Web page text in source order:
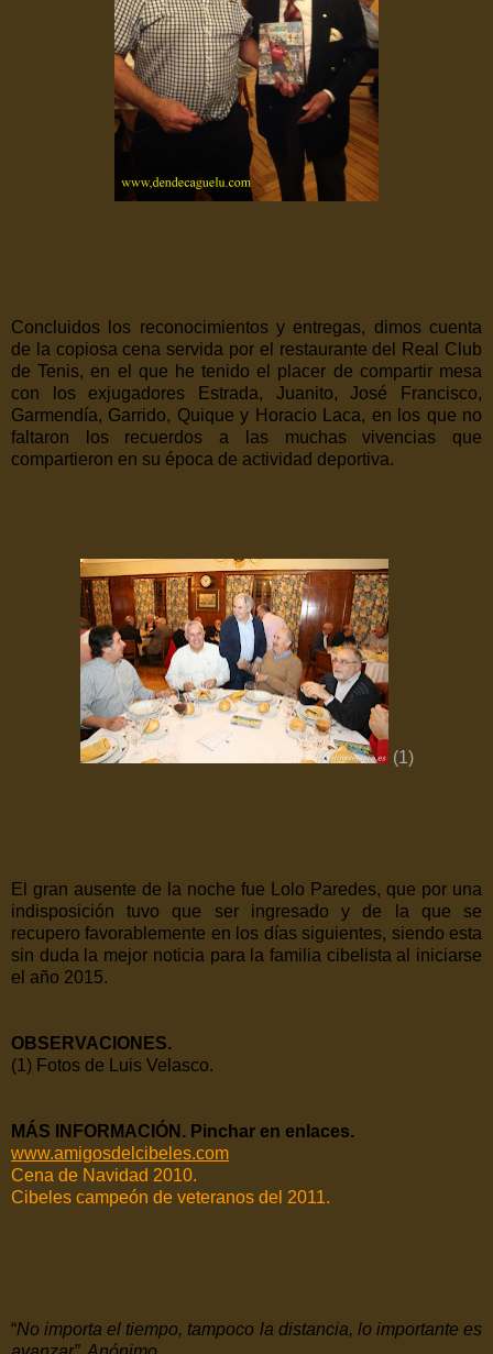
Concluidos los reconocimientos y entregas, dimos cuenta
de la copiosa cena servida por el restaurante del Real Club
de Tenis, en el que he tenido el placer de compartir mesa
con los exjugadores Estrada, Juanito, José Francisco,
Garmendía, Garrido, Quique y Horacio Laca, en los que no
faltaron los recuerdos a las muchas vivencias que
compartieron en su época de actividad deportiva.
(1)
El gran ausente de la noche fue Lolo Paredes, que por una
indisposición tuvo que ser ingresado y de la que se
recupero favorablemente en los días siguientes, siendo esta
sin duda la mejor noticia para la familia cibelista al iniciarse
el año 2015.
OBSERVACIONES.
(1) Fotos de Luis Velasco.
MÁS INFORMACIÓN. Pinchar en enlaces.
www.amigosdelcibeles.com
Cena de Navidad 2010.
Cibeles campeón de veteranos del 2011.
“No importa el tiempo, tampoco la distancia, lo importante es